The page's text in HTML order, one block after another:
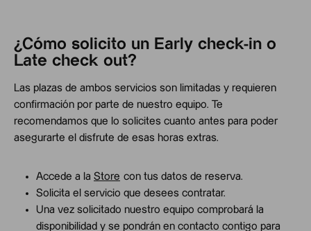
¿Cómo solicito un Early check-in o
Late check out?
Las plazas de ambos servicios son limitadas y requieren
confirmación por parte de nuestro equipo. Te
recomendamos que lo solicites cuanto antes para poder
asegurarte el disfrute de esas horas extras.
Accede a la Store con tus datos de reserva.
Solicita el servicio que desees contratar.
Una vez solicitado nuestro equipo comprobará la
disponibilidad y se pondrán en contacto contigo para